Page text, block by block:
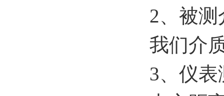
2、被
我们介
3、仪